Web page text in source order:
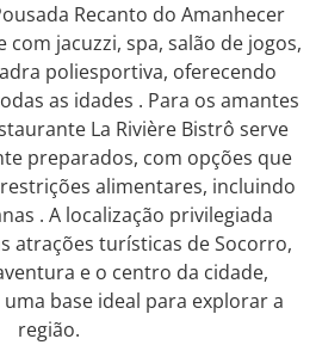
Recanto do Amanhecer
jacuzzi, spa, salão de jogos,
poliesportiva, oferecendo
as idades . Para os amantes
La Rivière Bistrô serve
preparados, com opções que
alimentares, incluindo
. A localização privilegiada
atrações turísticas de Socorro,
e o centro da cidade,
base ideal para explorar a
região.